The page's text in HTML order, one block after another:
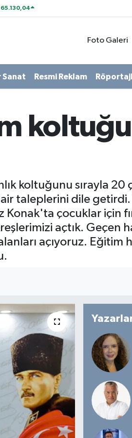
65.130,04
Foto Galeri
Sanat Resmi Reklam
koltuğunu sırayla
taleplerini dile
çocuklar için
açtık. Geçen
açıyoruz. Eğitim